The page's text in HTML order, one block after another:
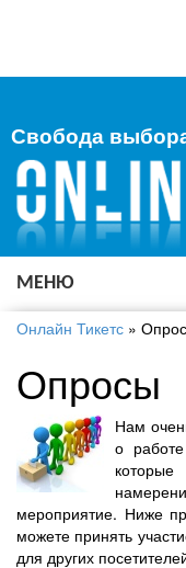
Свобода
МЕНЮ
Онлайн Тикетс »
Опросы
Нам
о
мероприятие. Ниже
можете принять
для других